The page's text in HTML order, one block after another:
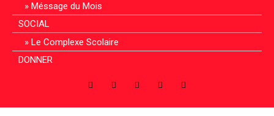
Méssage du Mois
SOCIAL
Le Complexe Scolaire
DONNER